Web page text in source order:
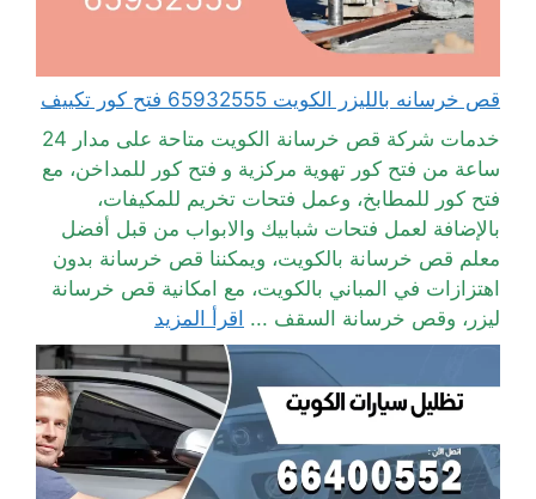
قص خرسانه بالليزر الكويت 65932555 فتح كور تكييف
خدمات شركة قص خرسانة الكويت متاحة على مدار 24
ساعة من فتح كور تهوية مركزية و فتح كور للمداخن، مع
فتح كور للمطابخ، وعمل فتحات تخريم للمكيفات،
بالإضافة لعمل فتحات شبابيك والابواب من قبل أفضل
معلم قص خرسانة بالكويت، ويمكننا قص خرسانة بدون
اهتزازات في المباني بالكويت، مع امكانية قص خرسانة
ليزر، وقص خرسانة السقف ... اقرأ المزيد